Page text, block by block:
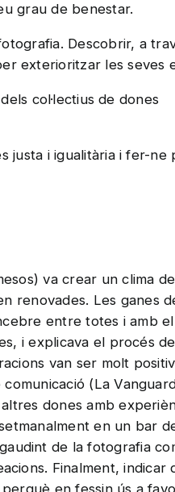
grau de benestar.
Descobrir, a
exterioritzar les seves
col·lectius de dones
justa i igualitària i fer-ne
va crear un clima
renovades. Les ganes
entre totes i amb
i explicava el procés
van ser molt
(La
dones amb
en un bar
de la fotografia
Finalment, indicar
en fessin ús a